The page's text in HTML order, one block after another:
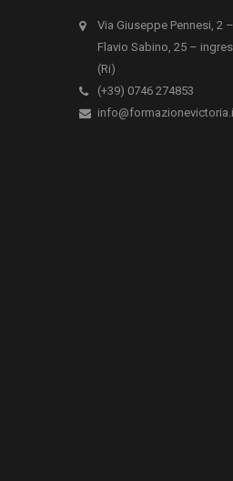
Via Giuseppe Pennesi, 2
Flavio Sabino, 25 –
(Ri)
(+39) 0746 274853